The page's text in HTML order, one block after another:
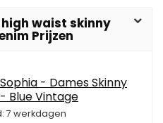
high waist skinny
Prijzen
- Dames Skinny
Blue Vintage
7 werkdagen